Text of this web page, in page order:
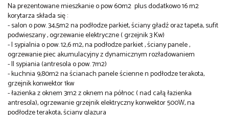
Na prezentowane mieszkanie o pow 60m2 plus dodatkowo 16 m2
korytarza składa się :
- salon o pow. 34,5m2 na podłodze parkiet, ściany gładź oraz tapeta, sufit
podwieszany , ogrzewanie elektryczne ( grzejnik 3 Kw)
- I sypialnia o pow. 12,6 m2, na podłodze parkiet , ściany panele ,
ogrzewanie piec akumulacyjny z dynamicznym rozładowaniem
- II sypiania (antresola o pow. 7m2)
- kuchnia 9,80m2 na ścianach panele ścienne n podłodze terakota,
grzejnik konwektor 1kw
- łazienka z oknem 3m2 z oknem na północ ( nad całą łazienka
antresola), ogrzewanie grzejnik elektryczny konwektor 500W, na